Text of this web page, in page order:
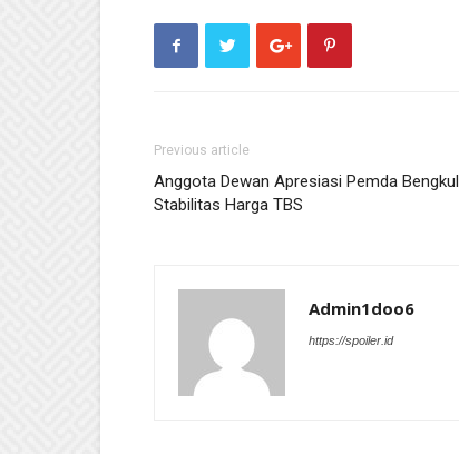
Previous article
Anggota Dewan Apresiasi Pemda
Stabilitas Harga TBS
Admin1doo6
https://spoiler.id